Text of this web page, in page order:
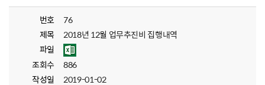
번호
76
제목
2018년 12월 업무추진비 집행내역
파일
조회수
886
작성일
2019-01-02